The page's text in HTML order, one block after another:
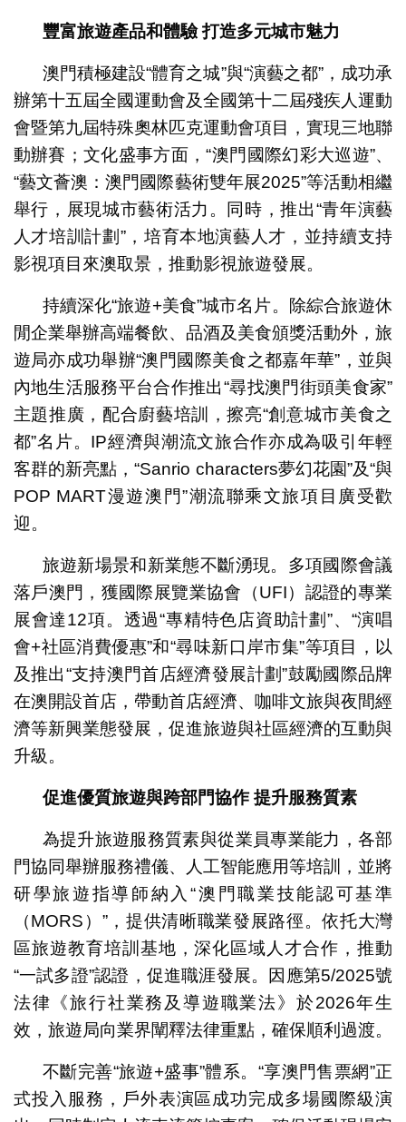
豐富旅遊產品和體驗 打造多元城市魅力
澳門積極建設“體育之城”與“演藝之都”，成功承
辦第十五屆全國運動會及全國第十二屆殘疾人運動
會暨第九屆特殊奧林匹克運動會項目，實現三地聯
動辦賽；文化盛事方面，“澳門國際幻彩大巡遊”、
“藝文薈澳：澳門國際藝術雙年展2025”等活動相繼
舉行，展現城市藝術活力。同時，推出“青年演藝
人才培訓計劃”，培育本地演藝人才，並持續支持
影視項目來澳取景，推動影視旅遊發展。
持續深化“旅遊+美食”城市名片。除綜合旅遊休
閒企業舉辦高端餐飲、品酒及美食頒獎活動外，旅
遊局亦成功舉辦“澳門國際美食之都嘉年華”，並與
內地生活服務平台合作推出“尋找澳門街頭美食家”
主題推廣，配合廚藝培訓，擦亮“創意城市美食之
都”名片。IP經濟與潮流文旅合作亦成為吸引年輕
客群的新亮點，“Sanrio characters夢幻花園”及“與
POP MART漫遊澳門”潮流聯乘文旅項目廣受歡
迎。
旅遊新場景和新業態不斷湧現。多項國際會議
落戶澳門，獲國際展覽業協會（UFI）認證的專業
展會達12項。透過“專精特色店資助計劃”、“演唱
會+社區消費優惠”和“尋味新口岸市集”等項目，以
及推出“支持澳門首店經濟發展計劃”鼓勵國際品牌
在澳開設首店，帶動首店經濟、咖啡文旅與夜間經
濟等新興業態發展，促進旅遊與社區經濟的互動與
升級。
促進優質旅遊與跨部門協作 提升服務質素
為提升旅遊服務質素與從業員專業能力，各部
門協同舉辦服務禮儀、人工智能應用等培訓，並將
研學旅遊指導師納入“澳門職業技能認可基準
（MORS）”，提供清晰職業發展路徑。依托大灣
區旅遊教育培訓基地，深化區域人才合作，推動
“一試多證”認證，促進職涯發展。因應第5/2025號
法律《旅行社業務及導遊職業法》於2026年生
效，旅遊局向業界闡釋法律重點，確保順利過渡。
不斷完善“旅遊+盛事”體系。“享澳門售票網”正
式投入服務，戶外表演區成功完成多場國際級演